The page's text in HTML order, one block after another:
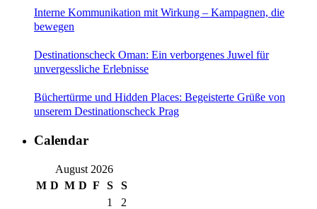
Interne Kommunikation mit Wirkung – Kampagnen, die
bewegen
Destinationscheck Oman: Ein verborgenes Juwel für
unvergessliche Erlebnisse
Büchertürme und Hidden Places: Begeisterte Grüße von
unserem Destinationscheck Prag
Calendar
August 2026
M D M D F S
S
1
2